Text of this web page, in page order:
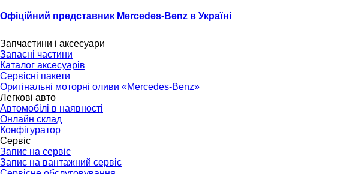
Офіційний представник Mercedes-Benz в Україні
Запчастини і аксесуари
Запасні частини
Каталог аксесуарів
Сервісні пакети
Оригінальні моторні оливи «Mercedes-Benz»
Легкові авто
Автомобілі в наявності
Онлайн склад
Конфігуратор
Сервіс
Запис на сервіс
Запис на вантажний сервіс